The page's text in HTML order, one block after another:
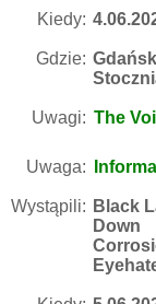
Kiedy:
Gdzie: Gdańsk
Uwagi: The
Uwaga:
Wystąpili: Black
Down